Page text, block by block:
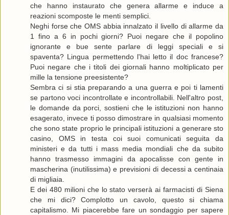
che hanno instaurato che genera allarme e induce a
reazioni scomposte le menti semplici.
Neghi forse che OMS abbia innalzato il livello di allarme da
1 fino a 6 in pochi giorni? Puoi negare che il popolino
ignorante e bue sente parlare di leggi speciali e si
spaventa? Lingua permettendo l'hai letto il doc francese?
Puoi negare che i titoli dei giornali hanno moltiplicato per
mille la tensione preesistente?
Sembra ci si stia preparando a una guerra e poi ti lamenti
se partono voci incontrollate e incontrollabili. Nell'altro post,
le domande da porci, sostieni che le istituzioni non hanno
esagerato, invece ti posso dimostrare in qualsiasi momento
che sono state proprio le principali istituzioni a generare sto
casino, OMS in testa coi suoi comunicati seguita da
ministeri e da tutti i mass media mondiali che da subito
hanno trasmesso immagini da apocalisse con gente in
mascherina (inutilissima) e previsioni di decessi a centinaia
di migliaia.
E dei 480 milioni che lo stato verserà ai farmacisti di Siena
che mi dici? Complotto un cavolo, questo si chiama
capitalismo. Mi piacerebbe fare un sondaggio per sapere